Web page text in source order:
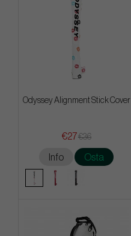
Odyssey Alignment Stick Cover
€27€36
Info Osta